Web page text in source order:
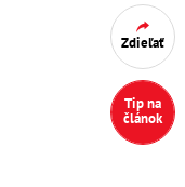
Zdieľať
Tip na
článok